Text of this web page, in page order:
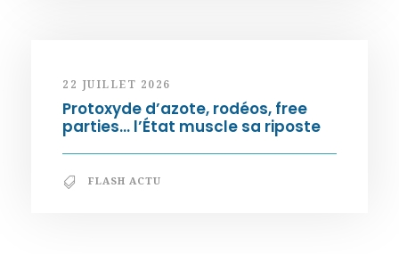
22 JUILLET 2026
Protoxyde d’azote, rodéos, free
parties… l’État muscle sa riposte
FLASH ACTU